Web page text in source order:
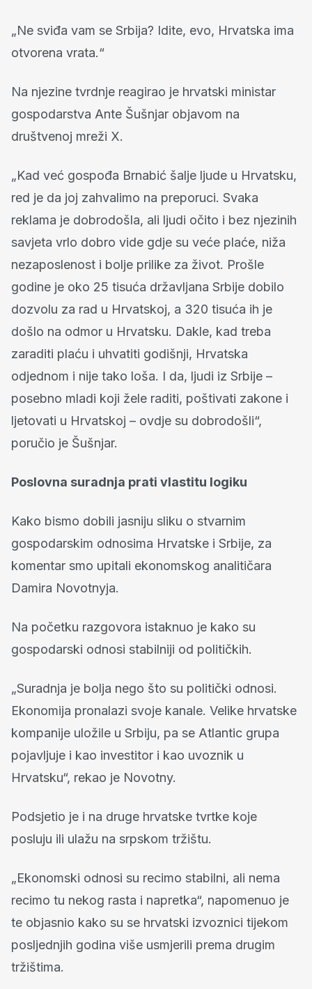
„Ne sviđa vam se Srbija? Idite, evo, Hrvatska ima
otvorena vrata.“
Na njezine tvrdnje reagirao je hrvatski ministar
gospodarstva Ante Šušnjar objavom na
društvenoj mreži X.
„Kad već gospođa Brnabić šalje ljude u Hrvatsku,
red je da joj zahvalimo na preporuci. Svaka
reklama je dobrodošla, ali ljudi očito i bez njezinih
savjeta vrlo dobro vide gdje su veće plaće, niža
nezaposlenost i bolje prilike za život. Prošle
godine je oko 25 tisuća državljana Srbije dobilo
dozvolu za rad u Hrvatskoj, a 320 tisuća ih je
došlo na odmor u Hrvatsku. Dakle, kad treba
zaraditi plaću i uhvatiti godišnji, Hrvatska
odjednom i nije tako loša. I da, ljudi iz Srbije –
posebno mladi koji žele raditi, poštivati zakone i
ljetovati u Hrvatskoj – ovdje su dobrodošli“,
poručio je Šušnjar.
Poslovna suradnja prati vlastitu logiku
Kako bismo dobili jasniju sliku o stvarnim
gospodarskim odnosima Hrvatske i Srbije, za
komentar smo upitali ekonomskog analitičara
Damira Novotnyja.
Na početku razgovora istaknuo je kako su
gospodarski odnosi stabilniji od političkih.
„Suradnja je bolja nego što su politički odnosi.
Ekonomija pronalazi svoje kanale. Velike hrvatske
kompanije uložile u Srbiju, pa se Atlantic grupa
pojavljuje i kao investitor i kao uvoznik u
Hrvatsku“, rekao je Novotny.
Podsjetio je i na druge hrvatske tvrtke koje
posluju ili ulažu na srpskom tržištu.
„Ekonomski odnosi su recimo stabilni, ali nema
recimo tu nekog rasta i napretka“, napomenuo je
te objasnio kako su se hrvatski izvoznici tijekom
posljednjih godina više usmjerili prema drugim
tržištima.